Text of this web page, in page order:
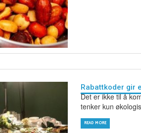
Rabattkoder gir
Det er ikke til å
tenker kun
READ MORE